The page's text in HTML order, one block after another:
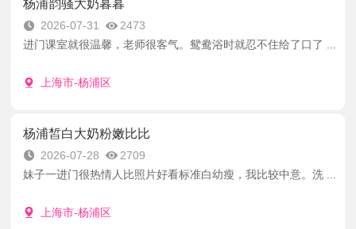
杨浦韵骚大奶暮暮
2026-07-31
2473
进门课室就很温馨，老师很客气。鸳鸯浴时就忍不住给了口了 ...
上海市-杨浦区
杨浦皙白大奶粉嫩比比
2026-07-28
2709
妹子一进门很热情人比照片好看标准白幼瘦，我比较中意。洗 ...
上海市-杨浦区